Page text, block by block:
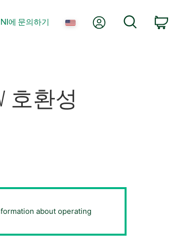
NI에 문의하기 내 계정
호환성
about operating